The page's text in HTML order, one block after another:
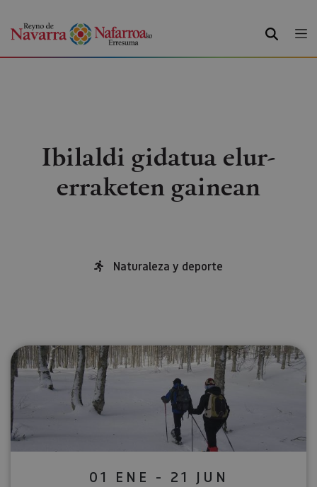
BILATU
Ibilaldi gidatua elur-
erraketen gainean
Naturaleza y deporte
01 ENE - 21 JUN